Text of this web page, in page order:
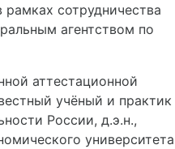
сотрудничества
агентством по
аттестационной
учёный и практик
России, д.э.н.,
университета